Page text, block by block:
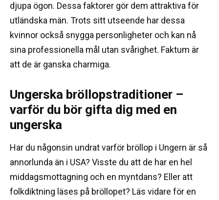
djupa ögon. Dessa faktorer gör dem attraktiva för
utländska män. Trots sitt utseende har dessa
kvinnor också snygga personligheter och kan nå
sina professionella mål utan svårighet. Faktum är
att de är ganska charmiga.
Ungerska bröllopstraditioner –
varför du bör gifta dig med en
ungerska
Har du någonsin undrat varför bröllop i Ungern är så
annorlunda än i USA? Visste du att de har en hel
middagsmottagning och en myntdans? Eller att
folkdiktning läses på bröllopet? Läs vidare för en